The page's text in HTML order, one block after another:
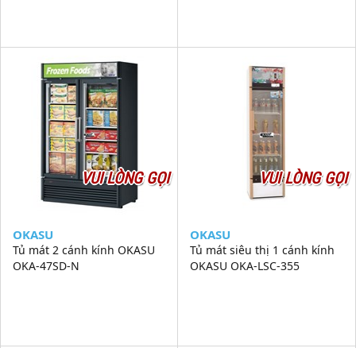
VUI LÒNG GỌI
OKASU
Tủ mát 2 cánh kính OKASU
OKA-47SD-N
VUI LÒNG GỌI
OKASU
Tủ mát siêu thị 1 cánh kính
OKASU OKA-LSC-355